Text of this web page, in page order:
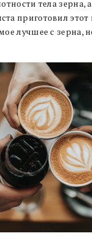
тела зерна,
приготовил этот
лучшее с зерна,